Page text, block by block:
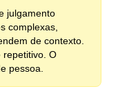
julgamento
complexas,
de contexto.
repetitivo. O
pessoa.